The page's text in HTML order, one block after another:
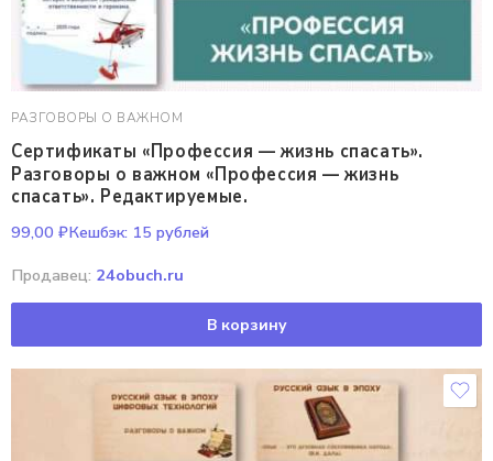
РАЗГОВОРЫ О ВАЖНОМ
Сертификаты «Профессия — жизнь спасать».
Разговоры о важном «Профессия — жизнь
спасать». Редактируемые.
99,00 ₽Кешбэк: 15 рублей
Продавец: 24obuch.ru
В корзину